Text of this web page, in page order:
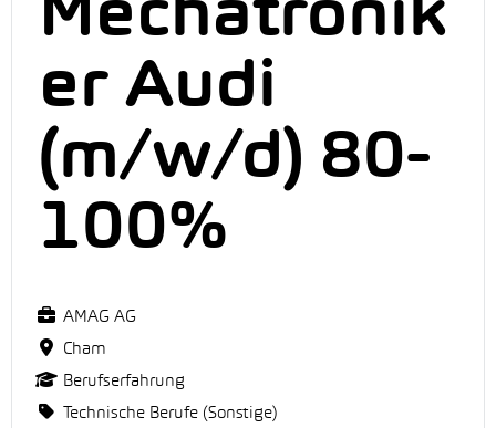
Mechatronik
er Audi
(m/w/d) 80-
100%
AMAG AG
Cham
Berufserfahrung
Technische Berufe (Sonstige)